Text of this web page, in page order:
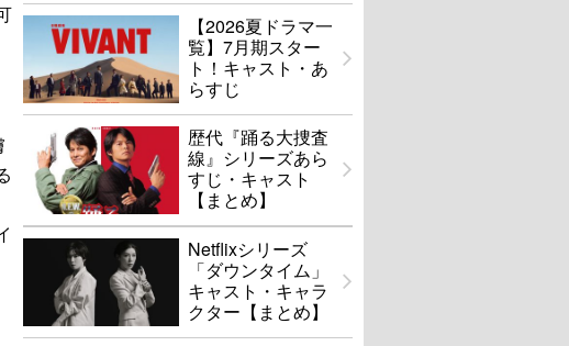
【2026夏ドラマ一
覧】7月期スター
ト！キャスト・あ
らすじ
歴代『踊る大捜査
線』シリーズあら
すじ・キャスト
【まとめ】
Netflixシリーズ
「ダウンタイム」
キャスト・キャラ
クター【まとめ】